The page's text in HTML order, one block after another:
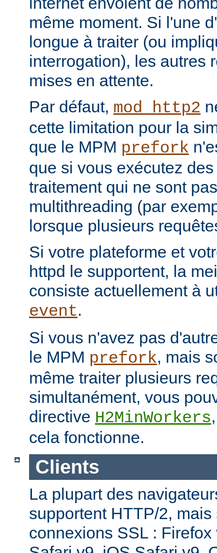
même moment. Si l'une
longue à traiter (ou
interrogation), les autres
mises en attente.
Par défaut, mod_http2
cette limitation pour la
que le MPM prefork
que si vous exécutez
traitement qui ne sont
multithreading (par
lorsque plusieurs
Si votre plateforme et
httpd le supportent, la
consiste actuellement à
event.
Si vous n'avez pas
le MPM prefork, mais
même traiter plusieurs
simultanément, vous
directive H2MinWorkers
cela fonctionne.
Clients
La plupart des
supportent HTTP/2,
connexions SSL :